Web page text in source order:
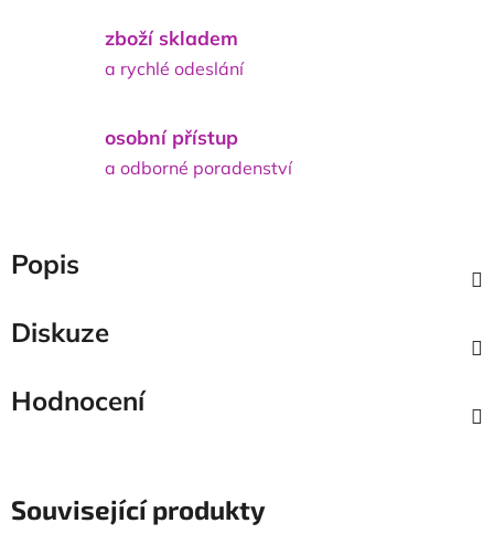
zboží skladem
a rychlé odeslání
osobní přístup
a odborné poradenství
Popis
Diskuze
Hodnocení
Související produkty